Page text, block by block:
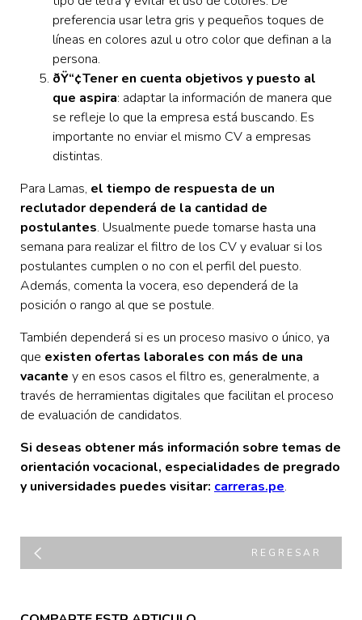
preferencia usar letra gris y pequeños toques de
líneas en colores azul u otro color que definan a la
persona.
ðŸ“¢Tener en cuenta objetivos y puesto al
que aspira: adaptar la información de manera que
se refleje lo que la empresa está buscando. Es
importante no enviar el mismo CV a empresas
distintas.
Para Lamas, el tiempo de respuesta de un
reclutador dependerá de la cantidad de
postulantes. Usualmente puede tomarse hasta una
semana para realizar el filtro de los CV y evaluar si los
postulantes cumplen o no con el perfil del puesto.
Además, comenta la vocera, eso dependerá de la
posición o rango al que se postule.
También dependerá si es un proceso masivo o único, ya
que existen ofertas laborales con más de una
vacante y en esos casos el filtro es, generalmente, a
través de herramientas digitales que facilitan el proceso
de evaluación de candidatos.
Si deseas obtener más información sobre temas de
orientación vocacional, especialidades de pregrado
y universidades puedes visitar: carreras.pe.
REGRESAR